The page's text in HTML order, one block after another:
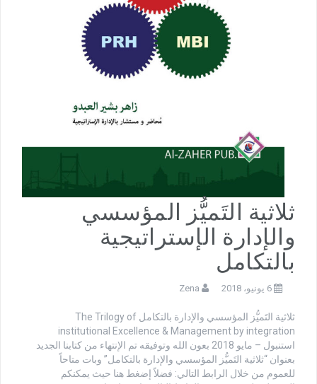
ثلاثية التَميُّز المؤسسي
والإدارة الإستراتيجية
بالتكامل
6 يونيو، 2018 Zena
ثلاثية التَميُّز المؤسسي والإدارة بالتكامل The Trilogy of
institutional Excellence & Management by integration
استنبول – مايو 2018 بعون الله وتوفيقه تم الإنتهاء من كتابنا الجديد
بعنوان “ثلاثية التَميُّز المؤسسي والإدارة بالتكامل” وبات متاحاً
للعموم من خلال الرابط التالي: فضلاً إضغط هنا حيث يمكنكم